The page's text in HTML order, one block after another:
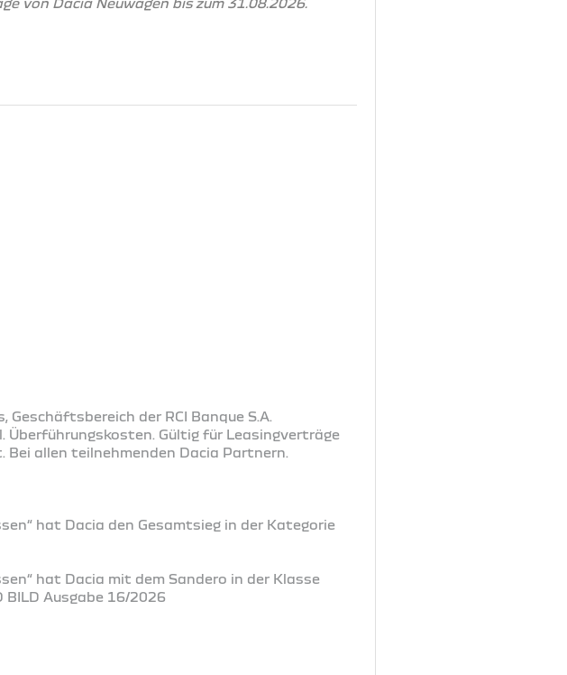
der RCI Banque S.A.
Überführungskosten. Gültig für Leasingverträge
Bei allen teilnehmenden Dacia Partnern.
hat Dacia den Gesamtsieg in der Kategorie
hat Dacia mit dem Sandero in der Klasse
BILD Ausgabe 16/2026